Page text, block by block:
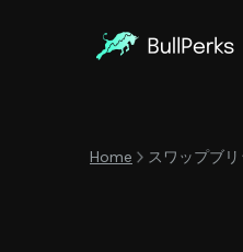
Home スワップブリ